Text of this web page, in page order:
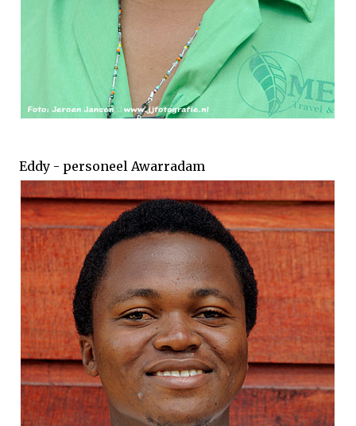
Eddy - personeel Awarradam